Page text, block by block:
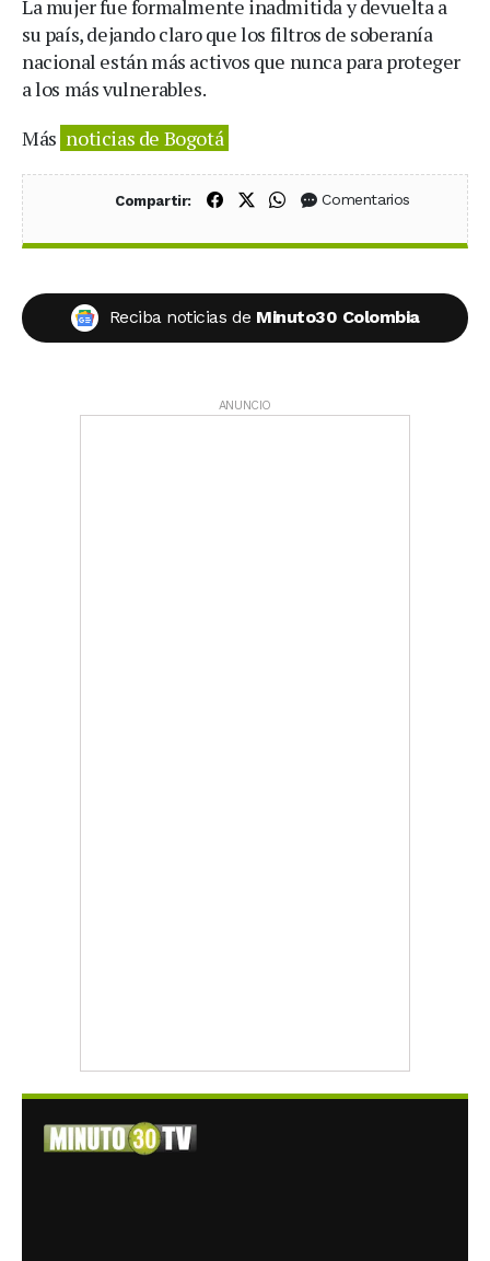
La mujer fue formalmente inadmitida y devuelta a
su país, dejando claro que los filtros de soberanía
nacional están más activos que nunca para proteger
a los más vulnerables.
Más noticias de Bogotá
Compartir: Compartir en Facebook
Compartir en X (Twitter)
Compartir en WhatsApp
Comentarios
Reciba noticias de Minuto30 Colombia
ANUNCIO